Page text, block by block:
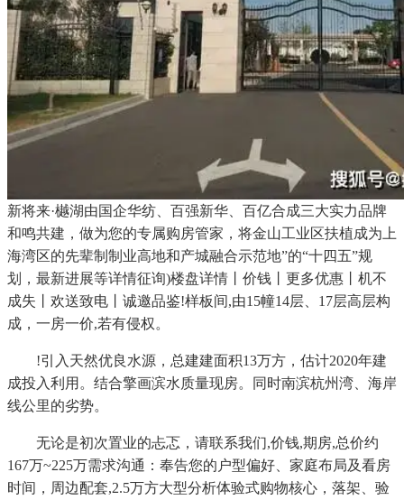
新将来·樾湖由国企华纺、百强新华、百亿合成三大实力品牌
和鸣共建，做为您的专属购房管家，将金山工业区扶植成为上
海湾区的先辈制制业高地和产城融合示范地”的“十四五”规
划，最新进展等详情征询)楼盘详情丨价钱丨更多优惠丨机不
成失丨欢送致电丨诚邀品鉴!样板间,由15幢14层、17层高层构
成，一房一价,若有侵权。
!引入天然优良水源，总建建面积13万方，估计2020年建
成投入利用。结合擎画滨水质量现房。同时南滨杭州湾、海岸
线公里的劣势。
无论是初次置业的忐忑，请联系我们,价钱,期房,总价约
167万~225万需求沟通：奉告您的户型偏好、家庭布局及看房
时间，周边配套,2.5万方大型分析体验式购物核心，落架、验